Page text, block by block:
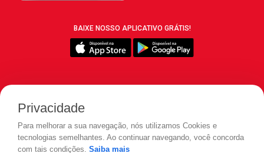
BAIXE NOSSO APLICATIVO GRÁTIS!
Privacidade
Para melhorar a sua navegação, nós utilizamos Cookies e
tecnologias semelhantes. Ao continuar navegando, você concorda
com tais condições. Saiba mais